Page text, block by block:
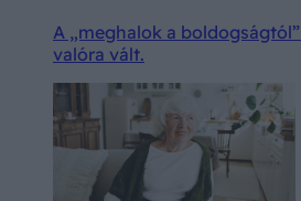
A „meghalok a
valóra vált.